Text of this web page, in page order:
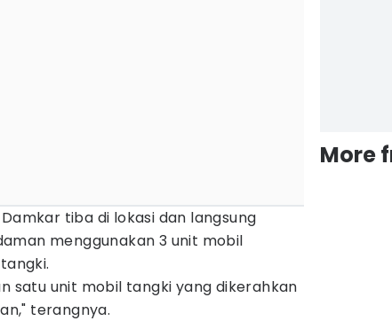
tiba di lokasi dan langsung
menggunakan 3 unit mobil
satu unit mobil tangki yang dikerahkan
terangnya.
More